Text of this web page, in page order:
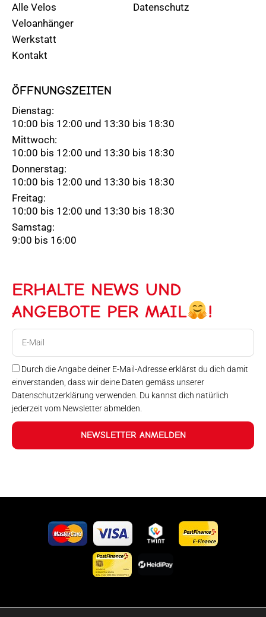
Alle Velos
Veloanhänger
Werkstatt
Kontakt
Datenschutz
ÖFFNUNGSZEITEN
Dienstag:
10:00 bis 12:00 und 13:30 bis 18:30
Mittwoch:
10:00 bis 12:00 und 13:30 bis 18:30
Donnerstag:
10:00 bis 12:00 und 13:30 bis 18:30
Freitag:
10:00 bis 12:00 und 13:30 bis 18:30
Samstag:
9:00 bis 16:00
ERHALTE NEWS UND
ANGEBOTE PER MAIL
!
Durch die Angabe deiner E-Mail-Adresse erklärst du dich damit
einverstanden, dass wir deine Daten gemäss unserer
Datenschutzerklärung verwenden. Du kannst dich natürlich
jederzeit vom Newsletter abmelden.
NEWSLETTER ANMELDEN